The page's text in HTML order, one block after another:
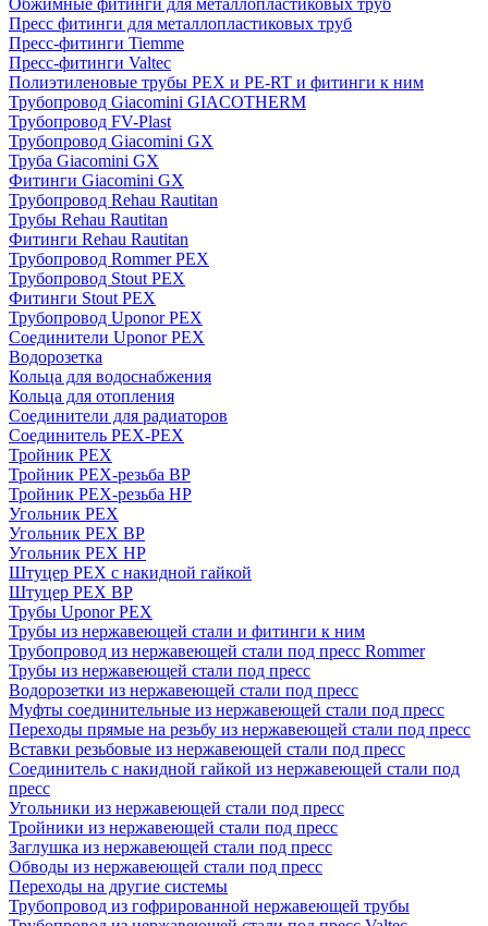
Пресс фитинги для металлопластиковых труб
Пресс-фитинги Tiemme
Пресс-фитинги Valtec
Полиэтиленовые трубы PEX и PE-RT и фитинги к ним
Трубопровод Giacomini GIACOTHERM
Трубопровод FV-Plast
Трубопровод Giacomini GX
Труба Giacomini GX
Фитинги Giacomini GX
Трубопровод Rehau Rautitan
Трубы Rehau Rautitan
Фитинги Rehau Rautitan
Трубопровод Rommer PEX
Трубопровод Stout PEX
Фитинги Stout PEX
Трубопровод Uponor PEX
Соединители Uponor PEX
Водорозетка
Кольца для водоснабжения
Кольца для отопления
Соединители для радиаторов
Соединитель PEX-PEX
Тройник PEX
Тройник PEX-резьба ВР
Тройник PEX-резьба НР
Угольник PEX
Угольник PEX ВР
Угольник PEX НР
Штуцер PEX c накидной гайкой
Штуцер PEX ВР
Трубы Uponor PEX
Трубы из нержавеющей стали и фитинги к ним
Трубопровод из нержавеющей стали под пресс Rommer
Трубы из нержавеющей стали под пресс
Водорозетки из нержавеющей стали под пресс
Муфты соединительные из нержавеющей стали под пресс
Переходы прямые на резьбу из нержавеющей стали под пресс
Вставки резьбовые из нержавеющей стали под пресс
Соединитель с накидной гайкой из нержавеющей стали под
пресс
Угольники из нержавеющей стали под пресс
Тройники из нержавеющей стали под пресс
Заглушка из нержавеющей стали под пресс
Обводы из нержавеющей стали под пресс
Переходы на другие системы
Трубопровод из гофрированной нержавеющей трубы